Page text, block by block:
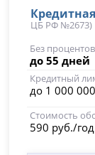
ЦБ РФ №2673)
Без процентов
до 55 дней
Кредитный
до 1 000
Стоимость
590 руб./год